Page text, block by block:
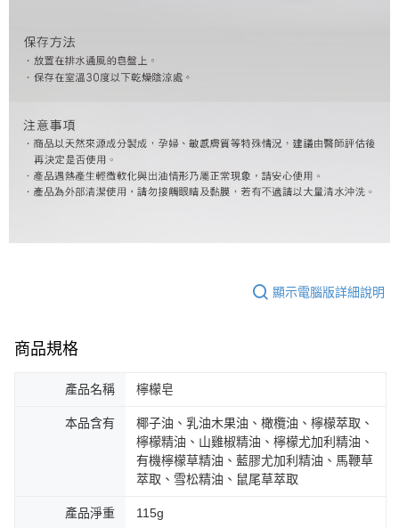
顯示電腦版詳細說明
商品規格
產品名稱 檸檬皂
本品含有
椰子油、乳油木果油、橄欖油、檸檬萃取、
檸檬精油、山雞椒精油、檸檬尤加利精油、
有機檸檬草精油、藍膠尤加利精油、馬鞭草
萃取、雪松精油、鼠尾草萃取
產品淨重 115g